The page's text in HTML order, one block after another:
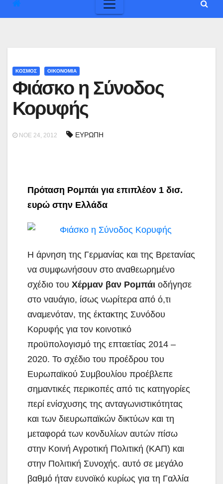
ΚΟΣΜΟΣ ΟΙΚΟΝΟΜΙΑ
Φιάσκο η Σύνοδος
Κορυφής
ΝΟΈ 24, 2012 ΕΥΡΩΠΗ
Πρόταση Ρομπάι για επιπλέον 1 δισ.
ευρώ στην Ελλάδα
Η άρνηση της Γερμανίας και της Βρετανίας
να συμφωνήσουν στο αναθεωρημένο
σχέδιο του Χέρμαν βαν Ρομπάι οδήγησε
στο ναυάγιο, ίσως νωρίτερα από ό,τι
αναμενόταν, της έκτακτης Συνόδου
Κορυφής για τον κοινοτικό
προϋπολογισμό της επταετίας 2014 –
2020. Το σχέδιο του προέδρου του
Ευρωπαϊκού Συμβουλίου προέβλεπε
σημαντικές περικοπές από τις κατηγορίες
περί ενίσχυσης της ανταγωνιστικότητας
και των διευρωπαϊκών δικτύων και τη
μεταφορά των κονδυλίων αυτών πίσω
στην Κοινή Αγροτική Πολιτική (ΚΑΠ) και
στην Πολιτική Συνοχής. αυτό σε μεγάλο
βαθμό ήταν ευνοϊκό κυρίως για τη Γαλλία